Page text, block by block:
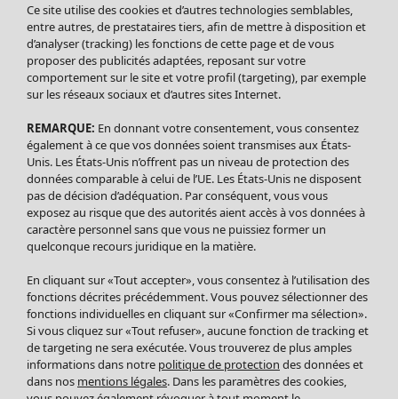
Soldes Vêtements
Tous les vêtements
Robes
Tuniques
Blouses
Tops
Gilets
Pantalon
Jupes
Leggings et collants
Accessoires
Chaussures
Vêtements de bain
Basics
Soldes Mobilier
Bonnes affaires déco
Ce site utilise des cookies et d’autres technologies semblables,
entre autres, de prestataires tiers, afin de mettre à disposition et
d’analyser (tracking) les fonctions de cette page et de vous
proposer des publicités adaptées, reposant sur votre
comportement sur le site et votre profil (targeting), par exemple
sur les réseaux sociaux et d’autres sites Internet.
REMARQUE: En donnant votre consentement, vous consentez
également à ce que vos données soient transmises aux États-
Unis. Les États-Unis n’offrent pas un niveau de protection des
données comparable à celui de l’UE. Les États-Unis ne disposent
pas de décision d’adéquation. Par conséquent, vous vous
exposez au risque que des autorités aient accès à vos données à
caractère personnel sans que vous ne puissiez former un
quelconque recours juridique en la matière.
En cliquant sur «Tout accepter», vous consentez à l’utilisation des
fonctions décrites précédemment. Vous pouvez sélectionner des
fonctions individuelles en cliquant sur «Confirmer ma sélection».
Si vous cliquez sur «Tout refuser», aucune fonction de tracking et
de targeting ne sera exécutée. Vous trouverez de plus amples
informations dans notre politique de protection des données et
dans nos mentions légales. Dans les paramètres des cookies,